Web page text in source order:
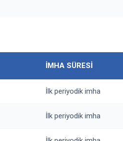
İMHA SÜRESİ
İlk periyodik imha
İlk periyodik imha